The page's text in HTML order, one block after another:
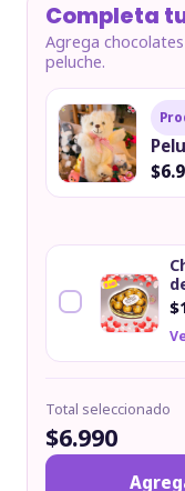
Completa
Agrega
peluche.
Total seleccionado
$6.990